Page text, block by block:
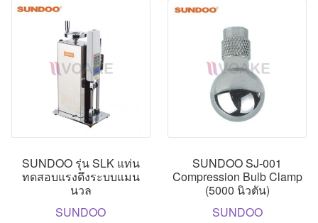
SUNDOO รุ่น SLK แท่น
ทดสอบแรงดึงระบบแมน
นวล
SUNDOO
SUNDOO SJ-001
Compression Bulb Clamp
(5000 นิวตัน)
SUNDOO